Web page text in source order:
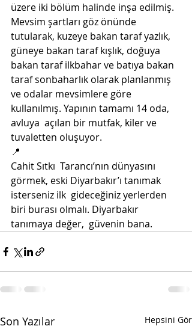
üzere iki bölüm halinde inşa edilmiş.
Mevsim şartları göz önünde
tutularak, kuzeye bakan taraf yazlık,
güneye bakan taraf kışlık, doğuya
bakan taraf ilkbahar ve batıya bakan
taraf sonbaharlık olarak planlanmış
ve odalar mevsimlere göre
kullanılmış. Yapının tamamı 14 oda,
avluya  açılan bir mutfak, kiler ve
tuvaletten oluşuyor.
📍
Cahit Sıtkı  Tarancı’nın dünyasını
görmek, eski Diyarbakır’ı tanımak
isterseniz ilk  gideceğiniz yerlerden
biri burası olmalı. Diyarbakır
tanımaya değer,  güvenin bana.
Son Yazılar Hepsini Gör